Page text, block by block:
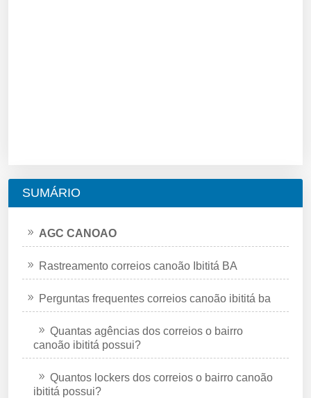
SUMÁRIO
AGC CANOAO
Rastreamento correios canoão Ibititá BA
Perguntas frequentes correios canoão ibititá ba
Quantas agências dos correios o bairro
canoão ibititá possui?
Quantos lockers dos correios o bairro canoão
ibititá possui?